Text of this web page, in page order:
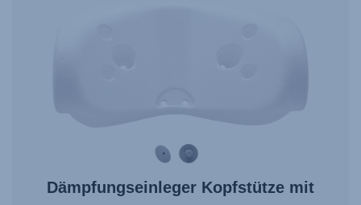
Dämpfungseinleger Kopfstütze mit